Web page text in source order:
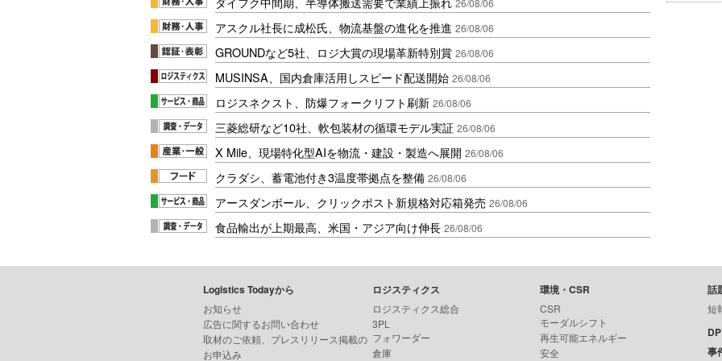
26/08/06
アスクル社長に成松氏、物流基盤の進化を推進 26/08/06
GROUNDなど5社、ロジ大賞の現場革新特別賞 26/08/06
MUSINSA、国内倉庫活用しスピード配送開始 26/08/06
ロジスネクスト、防爆フォークリフト刷新 26/08/06
三菱総研など10社、軟包装材の循環モデル実証 26/08/06
X Mile、現場特化型AIを物流・建設・製造へ展開 26/08/06
クラダシ、蓄電池付き3温度帯拠点を整備 26/08/06
アースダンボール、クリックポスト新規格対応箱発売 26/08/06
食品輸出が上期最高、米国・アジア向け伸長 26/08/06
Logistics Todayから
お知らせ
広告に関するお問い合わせ
取材のご依頼、プレスリリース掲載の
お申込み
ロジスティクス
ロジスティクス総合
3PL
フォワーダー
倉庫
環境・CSR
CSR
モーダルシフト
再生可能エネルギー
安全
話
短
事